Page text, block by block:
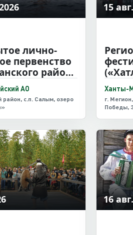
лично-
первенство
района
спорту
АО
с.п. Салым, озеро
15
Ханты-
г.
Победы,
16